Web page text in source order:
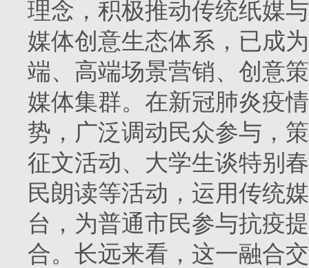
理念，积极推动传统纸媒
媒体创意生态体系，已成
端、高端场景营销、创意
媒体集群。在新冠肺炎疫
势，广泛调动民众参与，
征文活动、大学生谈特别
民朗读等活动，运用传统
台，为普通市民参与抗疫
合。长远来看，这一融合